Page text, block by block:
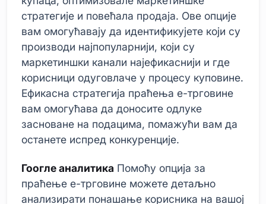
стратегије и повећала продаја. Ове опције
вам омогућавају да идентификујете који су
производи најпопуларнији, који су
маркетиншки канали најефикаснији и где
корисници одуговлаче у процесу куповине.
Ефикасна стратегија праћења е-трговине
вам омогућава да доносите одлуке
засноване на подацима, помажући вам да
останете испред конкуренције.
Гоогле аналитика Помоћу опција за
праћење е-трговине можете детаљно
анализирати понашање корисника на вашој